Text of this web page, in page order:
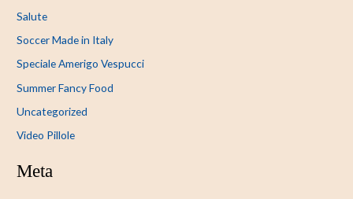
Salute
Soccer Made in Italy
Speciale Amerigo Vespucci
Summer Fancy Food
Uncategorized
Video Pillole
Meta